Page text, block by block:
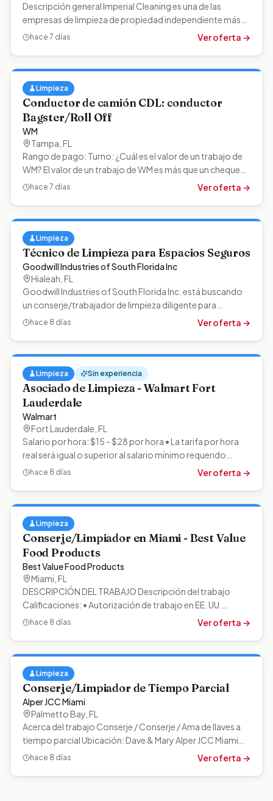
Descripción general Imperial Cleaning es una de las
empresas de limpieza de propiedad independiente más
grandes del país y brinda servicios…
hace 7 días Ver oferta →
🧹Limpieza
Conductor de camión CDL: conductor
Bagster/Roll Off
WM
Tampa FL
Rango de pago: Turno: ¿Cuál es el valor de un trabajo de
WM? El valor de un trabajo de WM es más que un cheque
de pago. Es una manera de…
hace 7 días Ver oferta →
🧹Limpieza
Técnico de Limpieza para Espacios Seguros
Goodwill Industries of South Florida Inc
Hialeah FL
Goodwill Industries of South Florida Inc. está buscando
un conserje/trabajador de limpieza diligente para
mantener la limpieza de las áreas…
hace 8 días Ver oferta →
🧹Limpieza Sin experiencia
Asociado de Limpieza - Walmart Fort
Lauderdale
Walmart
Fort Lauderdale FL
Salario por hora: $15 - $28 por hora • La tarifa por hora
real será igual o superior al salario mínimo requerido
aplicable al lugar de…
hace 8 días Ver oferta →
🧹Limpieza
Conserje/Limpiador en Miami - Best Value
Food Products
Best Value Food Products
Miami FL
DESCRIPCIÓN DEL TRABAJO Descripción del trabajo
Calificaciones: • Autorización de trabajo en EE. UU.
(Obligatoria). • Limpieza comercial.…
hace 8 días Ver oferta →
🧹Limpieza
Conserje/Limpiador de Tiempo Parcial
Alper JCC Miami
Palmetto Bay FL
Acerca del trabajo Conserje / Conserje / Ama de llaves a
tiempo parcial Ubicación: Dave & Mary Alper JCC Miami
Horario: Medio tiempo…
hace 8 días Ver oferta →